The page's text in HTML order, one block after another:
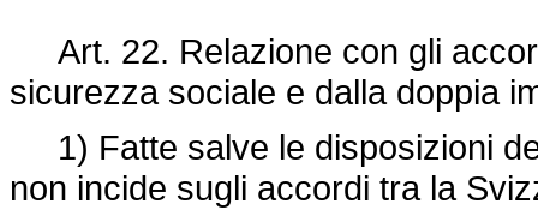
Art. 22. Relazione con gli
sicurezza sociale e dalla doppia
1) Fatte salve le disposizioni
non incide sugli accordi tra la